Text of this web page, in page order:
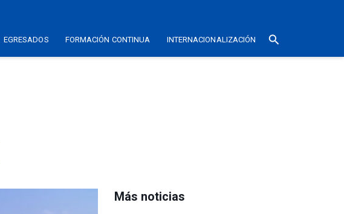
EGRESADOS FORMACIÓN CONTINUA INTERNACIONALIZACIÓN search
Más noticias